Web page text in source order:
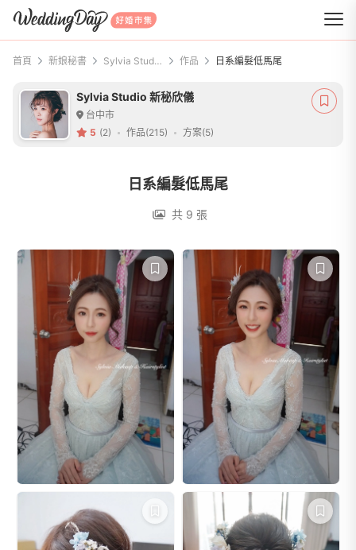
WeddingDay 好婚市集
首頁 新娘秘書 Sylvia Studio 新秘欣儀 作品 日系編髮低馬尾
Sylvia Studio 新秘欣儀
台中市
5 (2) 作品(215) 方案(5)
日系編髮低馬尾
共 9 張